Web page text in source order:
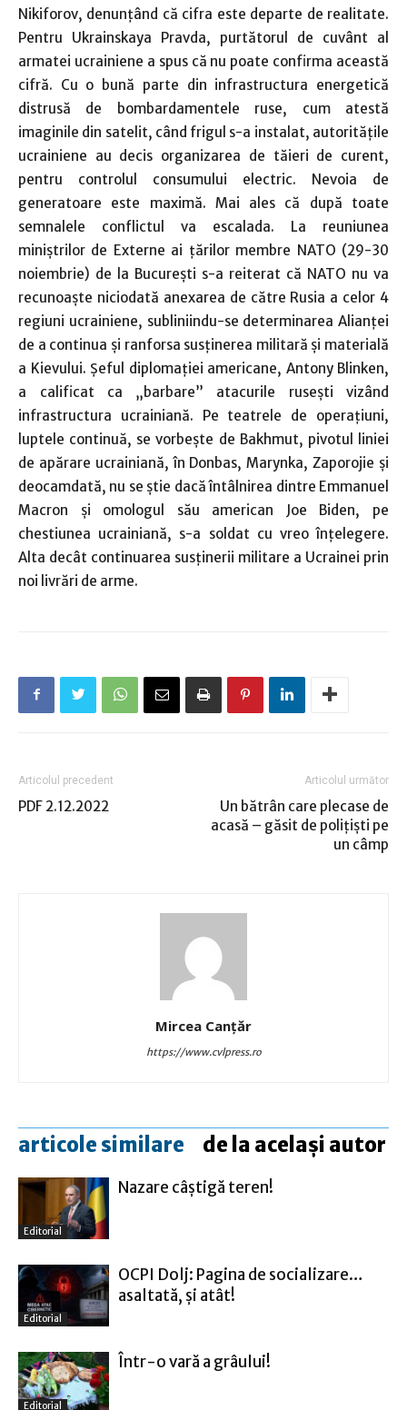
Nikiforov, denunţând că cifra este departe de realitate.
Pentru Ukrainskaya Pravda, purtătorul de cuvânt al
armatei ucrainiene a spus că nu poate confirma această
cifră. Cu o bună parte din infrastructura energetică
distrusă de bombardamentele ruse, cum atestă
imaginile din satelit, când frigul s-a instalat, autorităţile
ucrainiene au decis organizarea de tăieri de curent,
pentru controlul consumului electric. Nevoia de
generatoare este maximă. Mai ales că după toate
semnalele conflictul va escalada. La reuniunea
miniştrilor de Externe ai ţărilor membre NATO (29-30
noiembrie) de la Bucureşti s-a reiterat că NATO nu va
recunoaşte niciodată anexarea de către Rusia a celor 4
regiuni ucrainiene, subliniindu-se determinarea Alianţei
de a continua şi ranforsa susţinerea militară şi materială
a Kievului. Şeful diplomaţiei americane, Antony Blinken,
a calificat ca „barbare” atacurile ruseşti vizând
infrastructura ucrainiană. Pe teatrele de operaţiuni,
luptele continuă, se vorbeşte de Bakhmut, pivotul liniei
de apărare ucrainiană, în Donbas, Marynka, Zaporojie şi
deocamdată, nu se ştie dacă întâlnirea dintre Emmanuel
Macron şi omologul său american Joe Biden, pe
chestiunea ucrainiană, s-a soldat cu vreo înţelegere.
Alta decât continuarea susţinerii militare a Ucrainei prin
noi livrări de arme.
Articolul precedent
PDF 2.12.2022
Articolul următor
Un bătrân care plecase de
acasă – găsit de polițiști pe
un câmp
Mircea Canţăr
https://www.cvlpress.ro
articole similare de la același autor
Editorial
Nazare câştigă teren!
Editorial
OCPI Dolj: Pagina de socializare…
asaltată, şi atât!
Editorial
Într-o vară a grâului!